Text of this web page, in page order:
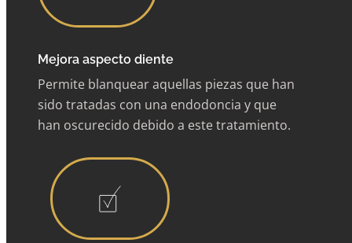
Mejora aspecto diente
Permite blanquear aquellas piezas que han
sido tratadas con una endodoncia y que
han oscurecido debido a este tratamiento.